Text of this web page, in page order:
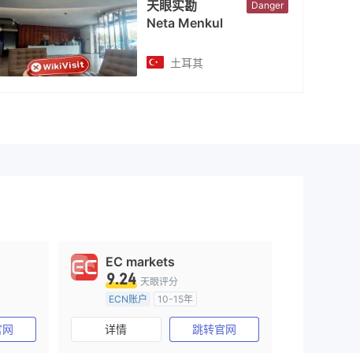
天眼实勘
Neta Menkul
Danger
土耳其
EC markets
9.24 天眼评分
ECN账户
10-15年
澳大利亚监管
全牌照 (MM)
主标MT4
详情 跳转官网